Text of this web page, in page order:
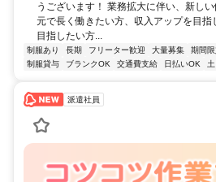
うございます！ 業務拡大に伴い、新し
元で長く働きたい方、収入アップを目
目指したい方...
制服あり 長期 フリーター歓迎 大量募集 期間限
制服貸与
ブランクOK 交通費支給 日払いOK
派遣社員